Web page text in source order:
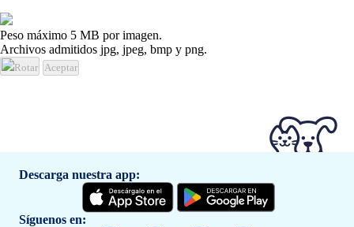
Peso máximo 5 MB por imagen.
Archivos admitidos jpg, jpeg, bmp y png.
Rotar Aceptar
Descarga nuestra app:
Síguenos en: